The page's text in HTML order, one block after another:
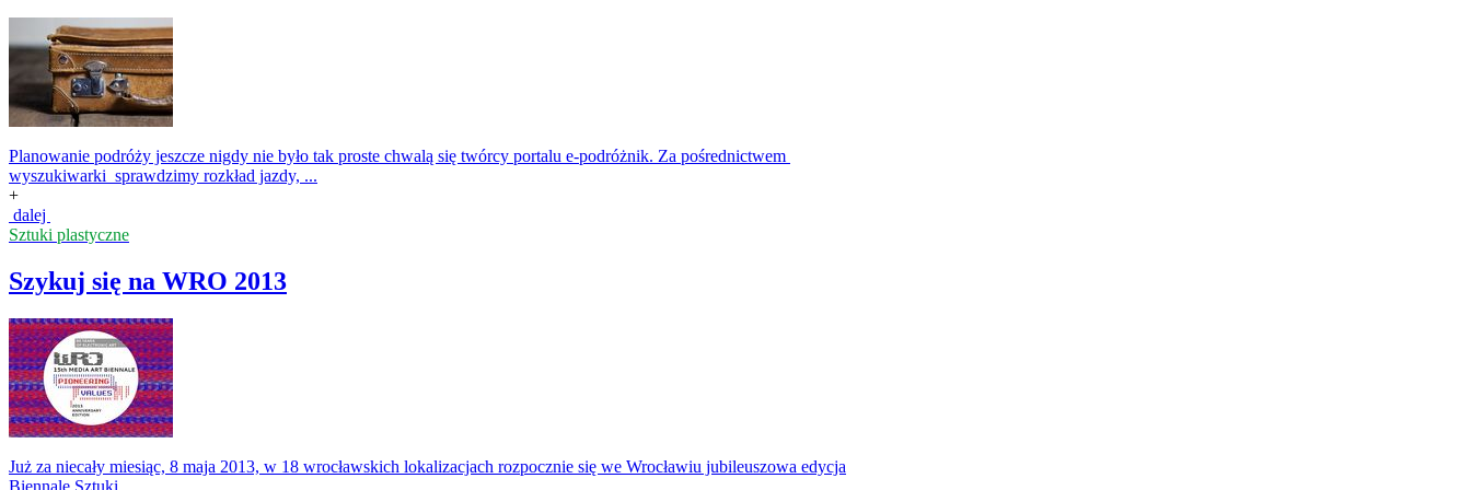
Planowanie podróży jeszcze nigdy nie było tak proste chwalą się twórcy portalu e-podróżnik. Za pośrednictwem
wyszukiwarki sprawdzimy rozkład jazdy, ...
+
dalej
Sztuki plastyczne
Szykuj się na WRO 2013
Już za niecały miesiąc, 8 maja 2013, w 18 wrocławskich lokalizacjach rozpocznie się we Wrocławiu jubileuszowa edycja